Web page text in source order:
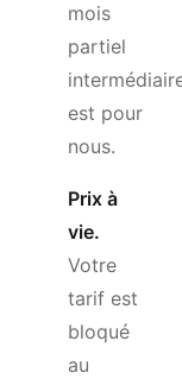
mois
partiel
est pour
nous.
Prix à
vie.
Votre
tarif est
bloqué
au